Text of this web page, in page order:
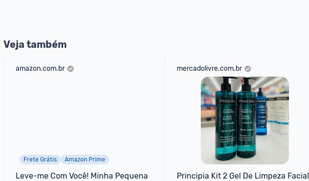
Veja também
amazon.com.br
Frete Grátis Amazon Prime
Leve-me Com Você! Minha Pequena
mercadolivre.com.br
Principia Kit 2 Gel De Limpeza Facial